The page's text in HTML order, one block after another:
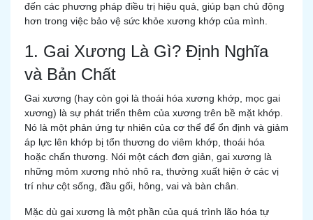
đến các phương pháp điều trị hiệu quả, giúp bạn chủ động
hơn trong việc bảo vệ sức khỏe xương khớp của mình.
1. Gai Xương Là Gì? Định Nghĩa
và Bản Chất
Gai xương (hay còn gọi là thoái hóa xương khớp, mọc gai
xương) là sự phát triển thêm của xương trên bề mặt khớp.
Nó là một phản ứng tự nhiên của cơ thể để ổn định và giảm
áp lực lên khớp bị tổn thương do viêm khớp, thoái hóa
hoặc chấn thương. Nói một cách đơn giản, gai xương là
những mỏm xương nhỏ nhô ra, thường xuất hiện ở các vị
trí như cột sống, đầu gối, hông, vai và bàn chân.
Mặc dù gai xương là một phần của quá trình lão hóa tự